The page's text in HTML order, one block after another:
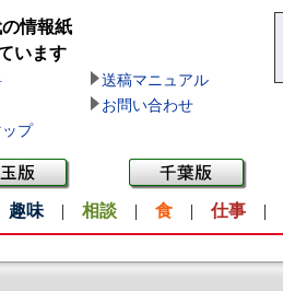
情報紙
います
送稿マニュアル
お問い合わせ
プ
趣味 | 相談 | 食 | 仕事 |